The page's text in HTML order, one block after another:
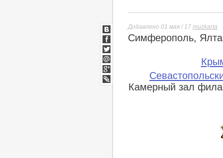
Добавлено 01 мая / 17 muzkarta
Симферополь,
Камерный зал
ВКонтакте
Facebook
Twitter
Мой
Мир
Google+
lj